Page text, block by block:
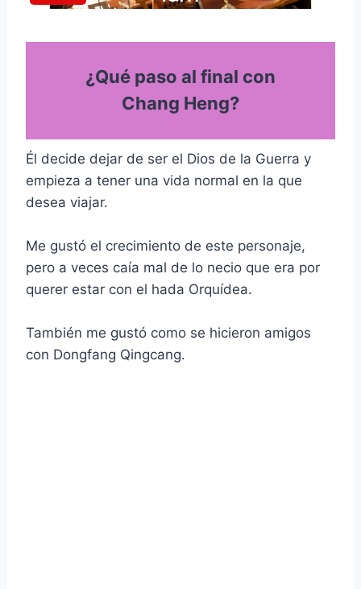
¿Qué paso al final con
Chang Heng?
Él decide dejar de ser el Dios de la Guerra y
empieza a tener una vida normal en la que
desea viajar.
Me gustó el crecimiento de este personaje,
pero a veces caía mal de lo necio que era por
querer estar con el hada Orquídea.
También me gustó como se hicieron amigos
con Dongfang Qingcang.